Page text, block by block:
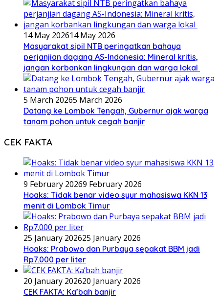
14 May 202614 May 2026
Masyarakat sipil NTB peringatkan bahaya
perjanjian dagang AS-Indonesia: Mineral kritis,
jangan korbankan lingkungan dan warga lokal
5 March 20265 March 2026
Datang ke Lombok Tengah, Gubernur ajak warga
tanam pohon untuk cegah banjir
CEK FAKTA
9 February 20269 February 2026
Hoaks: Tidak benar video syur mahasiswa KKN 13
menit di Lombok Timur
25 January 202625 January 2026
Hoaks: Prabowo dan Purbaya sepakat BBM jadi
Rp7.000 per liter
20 January 202620 January 2026
CEK FAKTA: Ka’bah banjir